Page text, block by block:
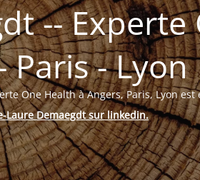
-- Experte
Paris - Lyon
One Health à Angers, Paris, Lyon est
Laure Demaegdt sur linkedin.